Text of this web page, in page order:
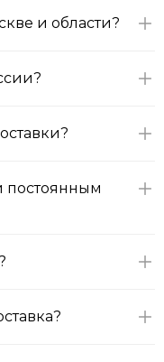
и области?
постоянным